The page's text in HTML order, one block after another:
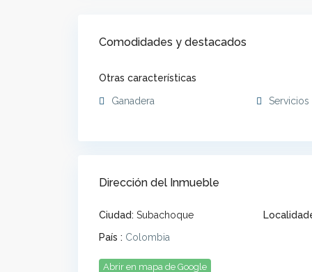
Comodidades y destacados
Otras características
Ganadera
Dirección del Inmueble
Ciudad: Subachoque
País : Colombia
Abrir en mapa de Google